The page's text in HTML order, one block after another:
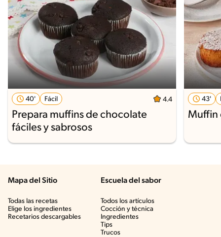
40' Fácil 4.4
Prepara muffins de chocolate
fáciles y sabrosos
43'
Muffin
Mapa del Sitio
Todas las recetas
Elige los ingredientes
Recetarios descargables
Escuela del sabor
Todos los artículos
Cocción y técnica
Ingredientes
Tips
Trucos